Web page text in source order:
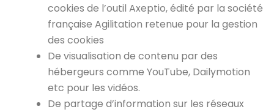
cookies de l’outil Axeptio, édité par la société
française Agilitation retenue pour la gestion
des cookies
De visualisation de contenu par des
hébergeurs comme YouTube, Dailymotion
etc pour les vidéos.
De partage d’information sur les réseaux